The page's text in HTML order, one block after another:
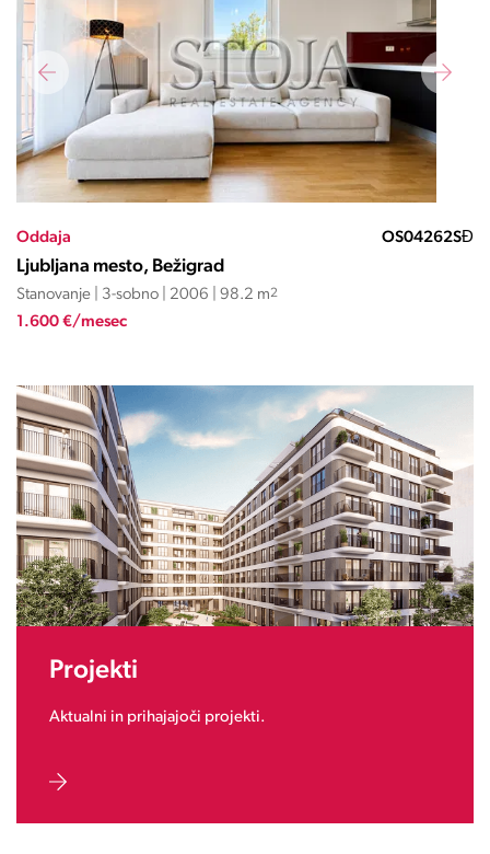
Oddaja OS04262SĐ
Ljubljana mesto, Bežigrad
Stanovanje | 3-sobno | 2006 | 98.2 m2
1.600 €/mesec
Projekti
Aktualni in prihajajoči projekti.